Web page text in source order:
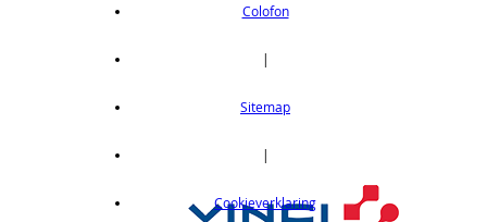
Colofon
|
Sitemap
|
Cookieverklaring